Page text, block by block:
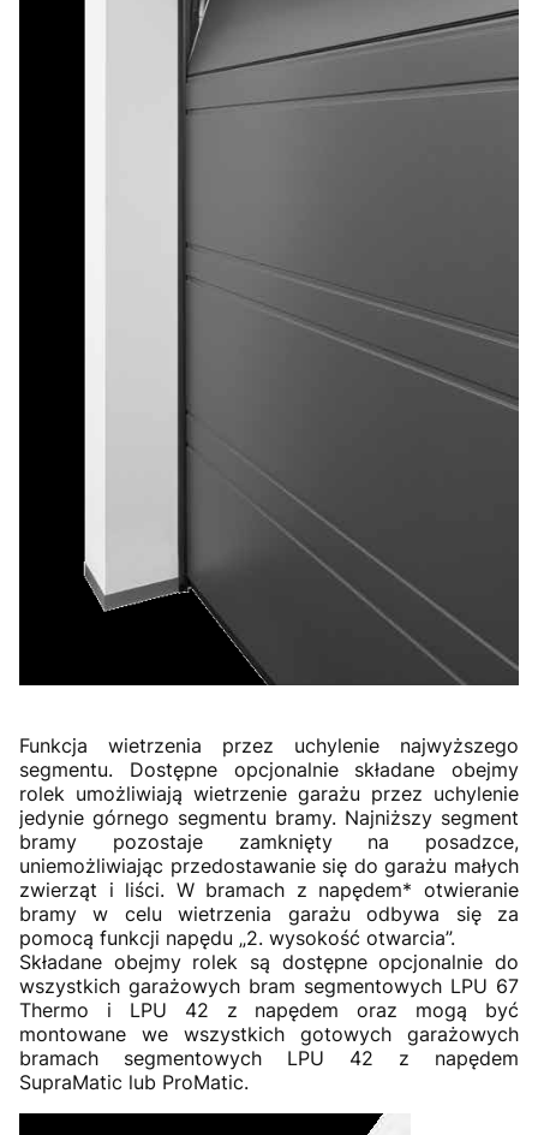
Funkcja wietrzenia przez uchylenie najwyższego
segmentu. Dostępne opcjonalnie składane obejmy
rolek umożliwiają wietrzenie garażu przez uchylenie
jedynie górnego segmentu bramy. Najniższy segment
bramy pozostaje zamknięty na posadzce,
uniemożliwiając przedostawanie się do garażu małych
zwierząt i liści. W bramach z napędem* otwieranie
bramy w celu wietrzenia garażu odbywa się za
pomocą funkcji napędu „2. wysokość otwarcia”.
Składane obejmy rolek są dostępne opcjonalnie do
wszystkich garażowych bram segmentowych LPU 67
Thermo i LPU 42 z napędem oraz mogą być
montowane we wszystkich gotowych garażowych
bramach segmentowych LPU 42 z napędem
SupraMatic lub ProMatic.